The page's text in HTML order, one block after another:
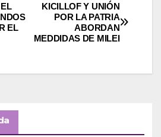
KICILLOF Y UNIÓN
POR LA PATRIA
ABORDAN
MEDDIDAS DE MILEI
EL